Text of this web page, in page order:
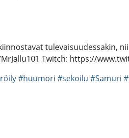
tulevaisuudessakin,
Twitch: https://
#huumori #sekoilu #Samuri